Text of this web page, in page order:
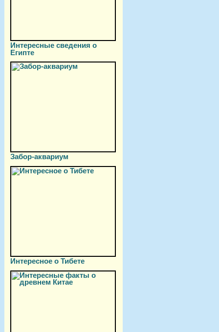
Интересные сведения о
Египте
Забор-аквариум
Интересное о Тибете